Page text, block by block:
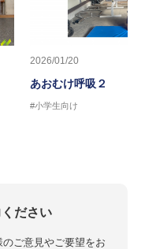
2026/01/20
あおむけ呼吸２
#小学生向け
ださい
ご意見やご要望をお